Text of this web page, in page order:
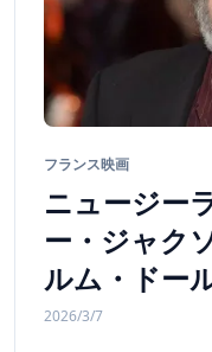
フランス映画
ニュージー
ー・ジャク
ルム・ドー
2026/3/7